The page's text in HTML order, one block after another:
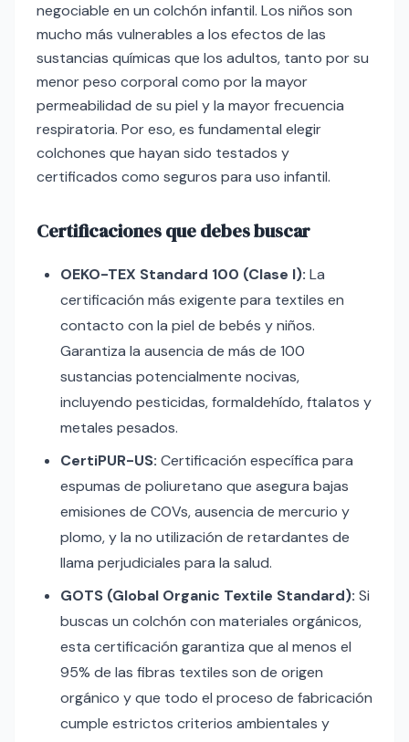
negociable en un colchón infantil. Los niños son
mucho más vulnerables a los efectos de las
sustancias químicas que los adultos, tanto por su
menor peso corporal como por la mayor
permeabilidad de su piel y la mayor frecuencia
respiratoria. Por eso, es fundamental elegir
colchones que hayan sido testados y
certificados como seguros para uso infantil.
Certificaciones que debes buscar
OEKO-TEX Standard 100 (Clase I): La
certificación más exigente para textiles en
contacto con la piel de bebés y niños.
Garantiza la ausencia de más de 100
sustancias potencialmente nocivas,
incluyendo pesticidas, formaldehído, ftalatos y
metales pesados.
CertiPUR-US: Certificación específica para
espumas de poliuretano que asegura bajas
emisiones de COVs, ausencia de mercurio y
plomo, y la no utilización de retardantes de
llama perjudiciales para la salud.
GOTS (Global Organic Textile Standard): Si
buscas un colchón con materiales orgánicos,
esta certificación garantiza que al menos el
95% de las fibras textiles son de origen
orgánico y que todo el proceso de fabricación
cumple estrictos criterios ambientales y